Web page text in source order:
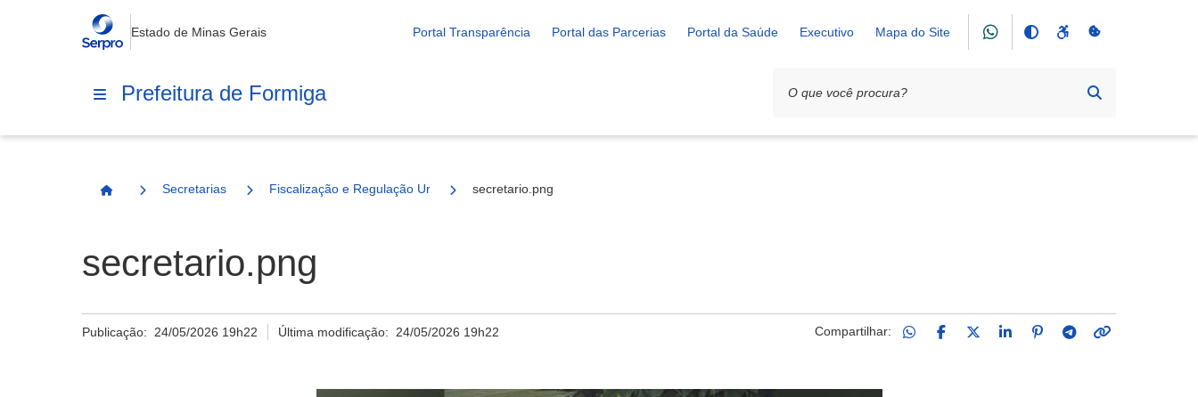
Estado de Minas Gerais Portal Transparência Portal das Parcerias Portal da Saúde Executivo Mapa do Site
Prefeitura de Formiga
Página Inicial
Secretarias Fiscalização e Regulação Urbana secretario.png
secretario.png
Publicação: 24/05/2026 19h22 Última modificação: 24/05/2026 19h22 Compartilhar: